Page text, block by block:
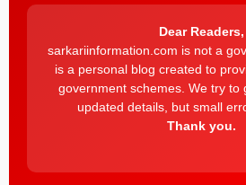
Dear Readers,
sarkariinformation.com is not a
is a personal blog created to
government schemes. We try to
updated details, but small
Thank you.